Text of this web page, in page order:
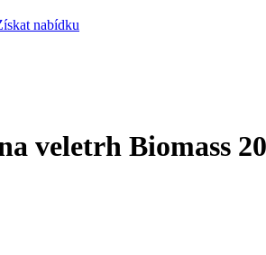
nabídku
veletrh Biomass